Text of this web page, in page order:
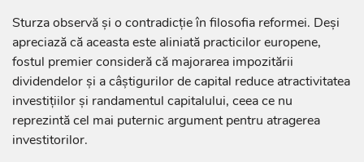
Sturza observă și o contradicție în filosofia reformei. Deși
apreciază că aceasta este aliniată practicilor europene,
fostul premier consideră că majorarea impozitării
dividendelor și a câștigurilor de capital reduce atractivitatea
investițiilor și randamentul capitalului, ceea ce nu
reprezintă cel mai puternic argument pentru atragerea
investitorilor.